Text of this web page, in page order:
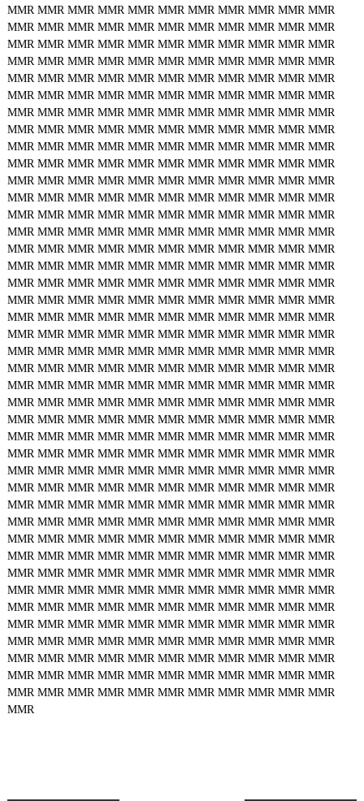
MMR MMR MMR MMR MMR MMR MMR MMR MMR MMR MMR
MMR MMR MMR MMR MMR MMR MMR MMR MMR MMR MMR
MMR MMR MMR MMR MMR MMR MMR MMR MMR MMR MMR
MMR MMR MMR MMR MMR MMR MMR MMR MMR MMR MMR
MMR MMR MMR MMR MMR MMR MMR MMR MMR MMR MMR
MMR MMR MMR MMR MMR MMR MMR MMR MMR MMR MMR
MMR MMR MMR MMR MMR MMR MMR MMR MMR MMR MMR
MMR MMR MMR MMR MMR MMR MMR MMR MMR MMR MMR
MMR MMR MMR MMR MMR MMR MMR MMR MMR MMR MMR
MMR MMR MMR MMR MMR MMR MMR MMR MMR MMR MMR
MMR MMR MMR MMR MMR MMR MMR MMR MMR MMR MMR
MMR MMR MMR MMR MMR MMR MMR MMR MMR MMR MMR
MMR MMR MMR MMR MMR MMR MMR MMR MMR MMR MMR
MMR MMR MMR MMR MMR MMR MMR MMR MMR MMR MMR
MMR MMR MMR MMR MMR MMR MMR MMR MMR MMR MMR
MMR MMR MMR MMR MMR MMR MMR MMR MMR MMR MMR
MMR MMR MMR MMR MMR MMR MMR MMR MMR MMR MMR
MMR MMR MMR MMR MMR MMR MMR MMR MMR MMR MMR
MMR MMR MMR MMR MMR MMR MMR MMR MMR MMR MMR
MMR MMR MMR MMR MMR MMR MMR MMR MMR MMR MMR
MMR MMR MMR MMR MMR MMR MMR MMR MMR MMR MMR
MMR MMR MMR MMR MMR MMR MMR MMR MMR MMR MMR
MMR MMR MMR MMR MMR MMR MMR MMR MMR MMR MMR
MMR MMR MMR MMR MMR MMR MMR MMR MMR MMR MMR
MMR MMR MMR MMR MMR MMR MMR MMR MMR MMR MMR
MMR MMR MMR MMR MMR MMR MMR MMR MMR MMR MMR
MMR MMR MMR MMR MMR MMR MMR MMR MMR MMR MMR
MMR MMR MMR MMR MMR MMR MMR MMR MMR MMR MMR
MMR MMR MMR MMR MMR MMR MMR MMR MMR MMR MMR
MMR MMR MMR MMR MMR MMR MMR MMR MMR MMR MMR
MMR MMR MMR MMR MMR MMR MMR MMR MMR MMR MMR
MMR MMR MMR MMR MMR MMR MMR MMR MMR MMR MMR
MMR MMR MMR MMR MMR MMR MMR MMR MMR MMR MMR
MMR MMR MMR MMR MMR MMR MMR MMR MMR MMR MMR
MMR MMR MMR MMR MMR MMR MMR MMR MMR MMR MMR
MMR MMR MMR MMR MMR MMR MMR MMR MMR MMR MMR
MMR MMR MMR MMR MMR MMR MMR MMR MMR MMR MMR
MMR MMR MMR MMR MMR MMR MMR MMR MMR MMR MMR
MMR MMR MMR MMR MMR MMR MMR MMR MMR MMR MMR
MMR MMR MMR MMR MMR MMR MMR MMR MMR MMR MMR
MMR MMR MMR MMR MMR MMR MMR MMR MMR MMR MMR
MMR